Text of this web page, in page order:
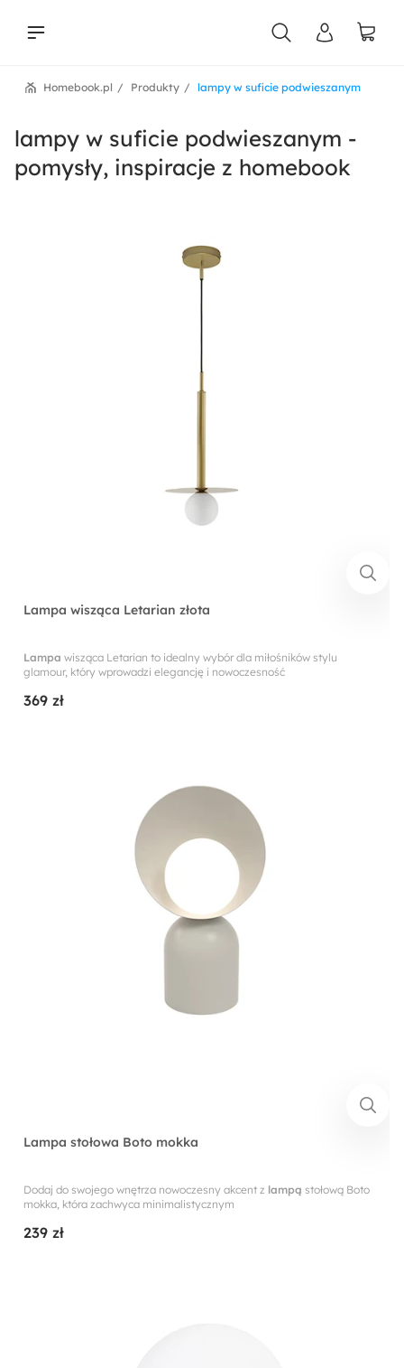
lampy w suficie podwieszanym
Produkty
Homebook.pl
lampy w suficie podwieszanym -
pomysły, inspiracje z homebook
Lampa wisząca Letarian złota
Lampa wisząca Letarian to idealny wybór dla miłośników stylu
glamour, który wprowadzi elegancję i nowoczesność
369 zł
Lampa stołowa Boto mokka
Dodaj do swojego wnętrza nowoczesny akcent z lampą stołową Boto
mokka, która zachwyca minimalistycznym
239 zł